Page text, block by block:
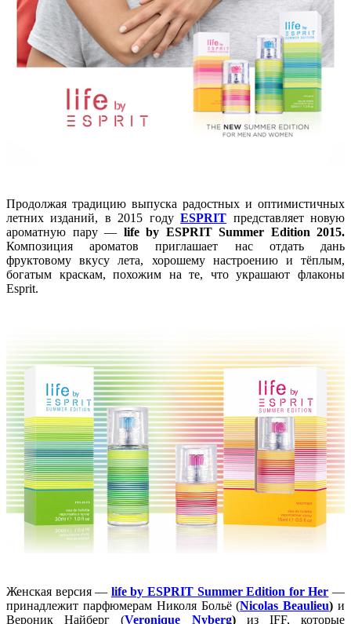
Продолжая традицию выпуска радостных и оптимистичных
летних изданий, в 2015 годуESPRIT представляет новую
ароматную пару — life by ESPRIT Summer Edition 2015.
Композиция ароматов приглашает нас отдать дань
фруктовому вкусу лета, хорошему настроению и тёплым,
богатым краскам, похожим на те, что украшают флаконы
Esprit.
Женская версия — life by ESPRIT Summer Edition for Her —
принадлежит парфюмерам Николя Больё (Nicolas Beaulieu) и
Вероник Найберг (Veronique Nyberg) из IFF, которые